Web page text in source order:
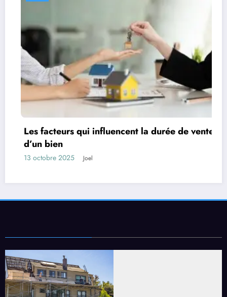
5 bonnes raisons d’opter pour les objets
publicitaires sur mesure
24 juin 2025 Rojo